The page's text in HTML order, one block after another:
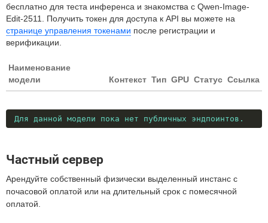
бесплатно для теста инференса и знакомства с Qwen-Image-
Edit-2511. Получить токен для доступа к API вы можете на
странице управления токенами после регистрации и
верификации.
Наименование
модели
Контекст Тип GPU Статус Ссылка
Для данной модели пока нет публичных эндпоинтов.
Частный сервер
Арендуйте собственный физически выделенный инстанс с
почасовой оплатой или на длительный срок с помесячной
оплатой.